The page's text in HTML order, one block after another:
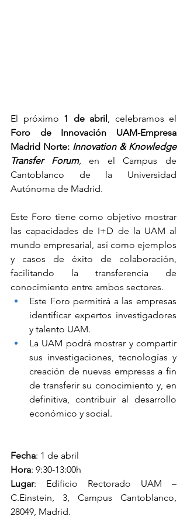
El próximo 1 de abril
Foro de Innovación UAM-Empresa
Madrid Norte: Innovation & Knowledge
Transfer Forum, en el Campus de
Cantoblanco de la Universidad
Autónoma de Madrid.
Este Foro tiene como objetivo mostrar
las capacidades de I+D de la UAM al
mundo empresarial, así como ejemplos
y casos de éxito de colaboración,
facilitando la transferencia de
conocimiento entre ambos sectores.
Este Foro permitirá a las empresas
identificar expertos investigadores
y talento UAM.
La UAM podrá mostrar y compartir
sus investigaciones, tecnologías y
creación de nuevas empresas a fin
de transferir su conocimiento y, en
definitiva, contribuir al desarrollo
económico y social.
Fecha: 1 de abril
Hora: 9:30-13:00h
Lugar: Edificio Rectorado UAM –
C.Einstein, 3, Campus Cantoblanco,
28049, Madrid.